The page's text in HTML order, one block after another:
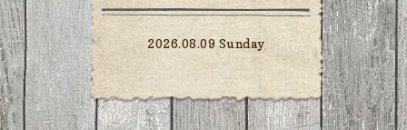
2026.08.09 Sunday